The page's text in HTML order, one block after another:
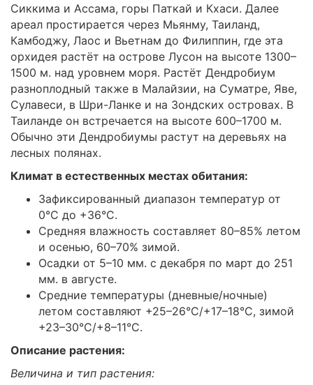
Сиккима и Ассама, горы Паткай и Кхаси. Далее
ареал простирается через Мьянму, Таиланд,
Камбоджу, Лаос и Вьетнам до Филиппин, где эта
орхидея растёт на острове Лусон на высоте 1300–
1500 м. над уровнем моря. Растёт Дендробиум
разноплодный также в Малайзии, на Суматре, Яве,
Сулавеси, в Шри-Ланке и на Зондских островах. В
Таиланде он встречается на высоте 600–1700 м.
Обычно эти Дендробиумы растут на деревьях на
лесных полянах.
Климат в естественных местах обитания:
Зафиксированный диапазон температур от
0°C до +36°C.
Средняя влажность составляет 80–85% летом
и осенью, 60–70% зимой.
Осадки от 5–10 мм. с декабря по март до 251
мм. в августе.
Средние температуры (дневные/ночные)
летом составляют +25–26°C/+17–18°C, зимой
+23–30°C/+8–11°C.
Описание растения:
Величина и тип растения: